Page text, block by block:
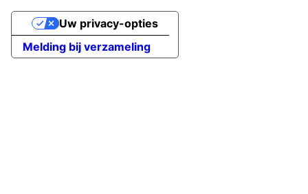
Melding bij verzameling
Uw privacy-opties